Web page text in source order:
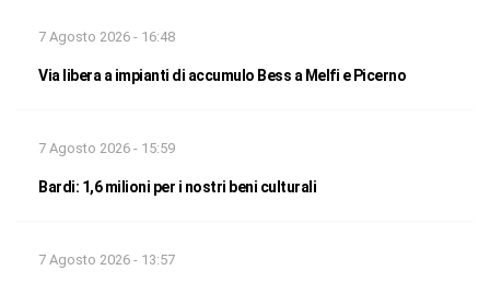
7 Agosto 2026 - 16:48
Via libera a impianti di accumulo Bess a Melfi e Picerno
7 Agosto 2026 - 15:59
Bardi: 1,6 milioni per i nostri beni culturali
7 Agosto 2026 - 13:57